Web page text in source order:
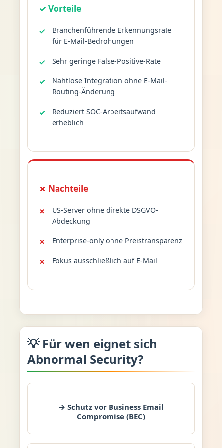
✓ Vorteile
Branchenführende Erkennungsrate
für E-Mail-Bedrohungen
Sehr geringe False-Positive-Rate
Nahtlose Integration ohne E-Mail-
Routing-Änderung
Reduziert SOC-Arbeitsaufwand
erheblich
✗ Nachteile
US-Server ohne direkte DSGVO-
Abdeckung
Enterprise-only ohne Preistransparenz
Fokus ausschließlich auf E-Mail
💡 Für wen eignet sich
Abnormal Security?
→ Schutz vor Business Email
Compromise (BEC)